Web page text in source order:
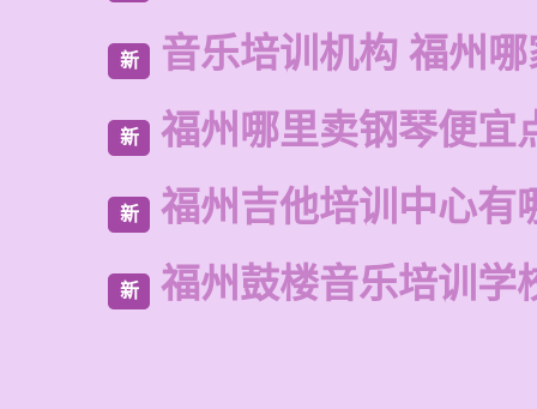
新 音乐培训机构 福州
新 福州哪里卖钢琴便宜
新 福州吉他培训中心有
新 福州鼓楼音乐培训学